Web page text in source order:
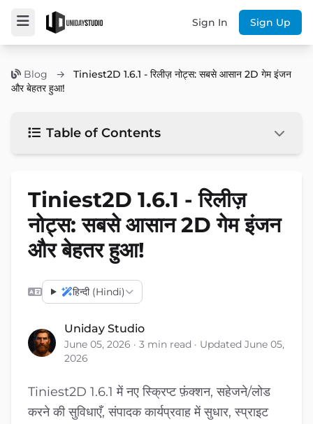
Sign In Sign Up
Blog →
Tiniest2D 1.6.1 - रिलीज़ नोट्स: सबसे आसान 2D गेम इंजन
और बेहतर हुआ!
Table of Contents
Tiniest2D 1.6.1 - रिलीज़
नोट्स: सबसे आसान 2D गेम इंजन
और बेहतर हुआ!
हिन्दी (Hindi)
Uniday Studio
June 05, 2026 · 3 min read · Updated June 05,
2026
Tiniest2D 1.6.1 में नए स्क्रिप्ट फ़ंक्शन, सहेजने/लोड
करने की सुविधाएँ, संपादक कार्यप्रवाह में सुधार, स्प्राइट